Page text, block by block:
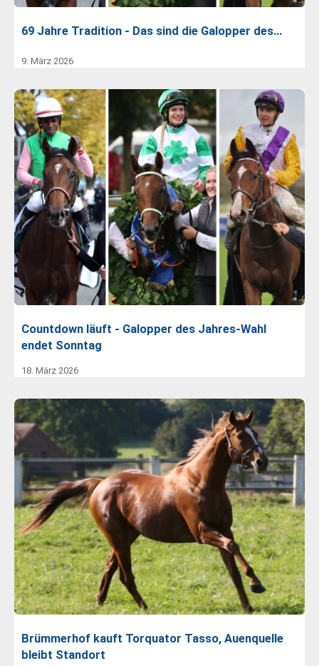
69 Jahre Tradition - Das sind die Galopper des…
9. März 2026
Countdown läuft - Galopper des Jahres-Wahl
endet Sonntag
18. März 2026
Brümmerhof kauft Torquator Tasso, Auenquelle
bleibt Standort